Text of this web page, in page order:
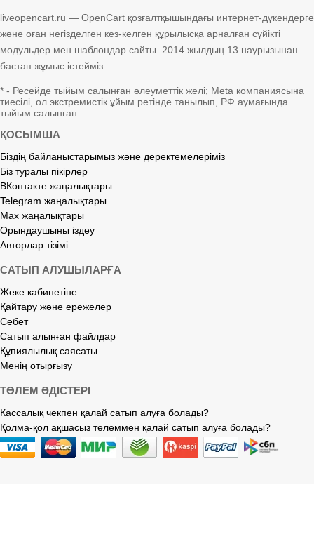
liveopencart.ru — OpenCart қозғалтқышындағы интернет-дүкендерге
және оған негізделген кез-келген құрылысқа арналған сүйікті
модульдер мен шаблондар сайты. 2014 жылдың 13 наурызынан
бастап жұмыс істейміз.
* - Ресейде тыйым салынған әлеуметтік желі; Meta компаниясына
тиесілі, ол экстремистік ұйым ретінде танылып, РФ аумағында
тыйым салынған.
ҚОСЫМША
Біздің байланыстарымыз және деректемелеріміз
Біз туралы пікірлер
ВКонтакте жаңалықтары
Telegram жаңалықтары
Max жаңалықтары
Орындаушыны іздеу
Авторлар тізімі
САТЫП АЛУШЫЛАРҒА
Жеке кабинетіне
Қайтару және ережелер
Себет
Сатып алынған файлдар
Құпиялылық саясаты
Менің отырғызу
ТӨЛЕМ ӘДІСТЕРІ
Кассалық чекпен қалай сатып алуға болады?
Қолма-қол ақшасыз төлеммен қалай сатып алуға болады?